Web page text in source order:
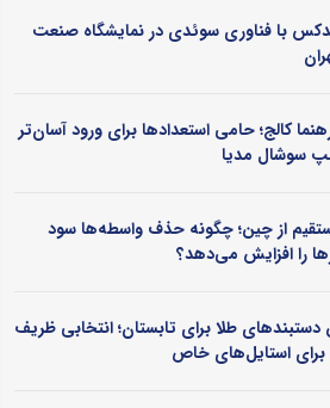
با فناوری سوئدی در نمایشگاه صنعت
کالج؛ حامی استعدادها برای ورود آسان‌تر
سوشال مدیا
از چین؛ چگونه حذف واسطه‌ها سود
را افزایش می‌دهد؟
دستبندهای طلا برای تابستان؛ انتخابی ظریف
برای استایل‌های خاص